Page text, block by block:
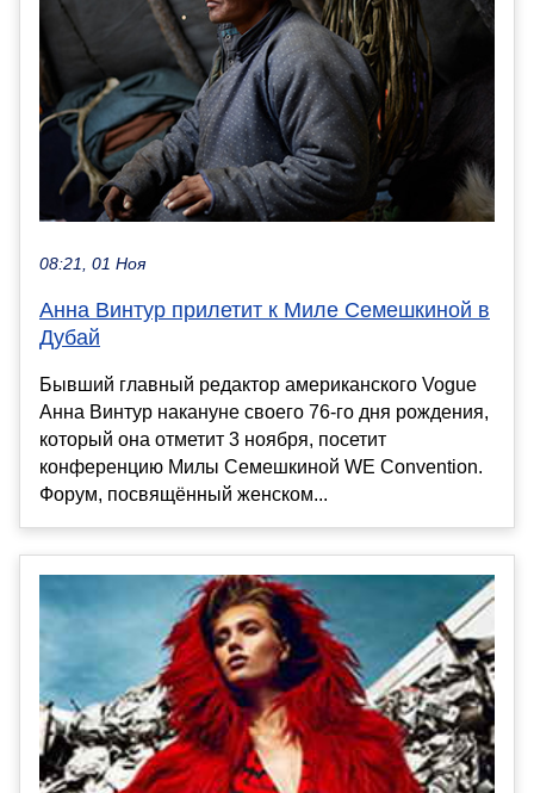
08:21, 01 Ноя
Анна Винтур прилетит к Миле Семешкиной в
Дубай
Бывший главный редактор американского Vogue
Анна Винтур накануне своего 76-го дня рождения,
который она отметит 3 ноября, посетит
конференцию Милы Семешкиной WE Convention.
Форум, посвящённый женском...